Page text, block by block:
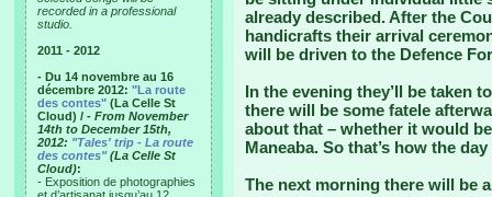
recorded in a professional
studio.
2011 - 2012
- Du 14 novembre au 16
décembre 2012: "La route
des contes" (La Celle St
Cloud) / - From November
14th to December 15th,
2012: "Tales' trip - La route
des contes"(La Celle St
Cloud):
- Exposition de photographies
already described. After the
handicrafts their arrival
will be driven to the Defence
In the evening they’ll be taken
there will be some fatele
about that – whether it would
Maneaba. So that’s how the
The next morning there will be